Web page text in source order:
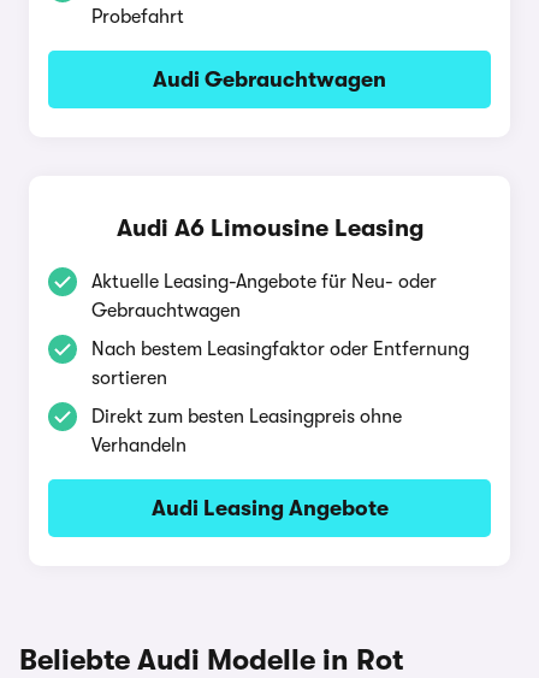
Probefahrt
Audi Gebrauchtwagen
Audi A6 Limousine Leasing
Aktuelle Leasing-Angebote für Neu- oder
Gebrauchtwagen
Nach bestem Leasingfaktor oder Entfernung
sortieren
Direkt zum besten Leasingpreis ohne
Verhandeln
Audi Leasing Angebote
Beliebte Audi Modelle in Rot